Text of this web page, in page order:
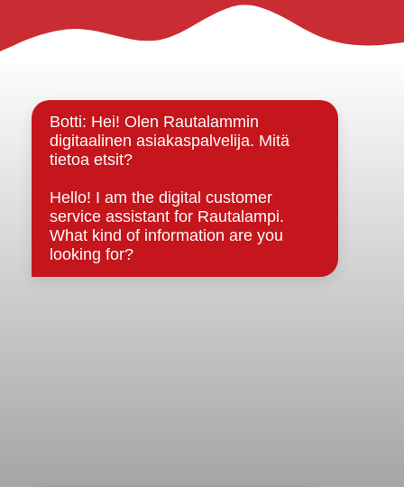
Rautalammin kunta
Strategiat, ohjelmat, ohjeet, suunnitelmat, säännöt ja
sopimukset
Asiakirjajulkisuuskuvaus
Evästeet
Saavutettavuusseloste
Tietosuoja
Tietosuojaselosteet